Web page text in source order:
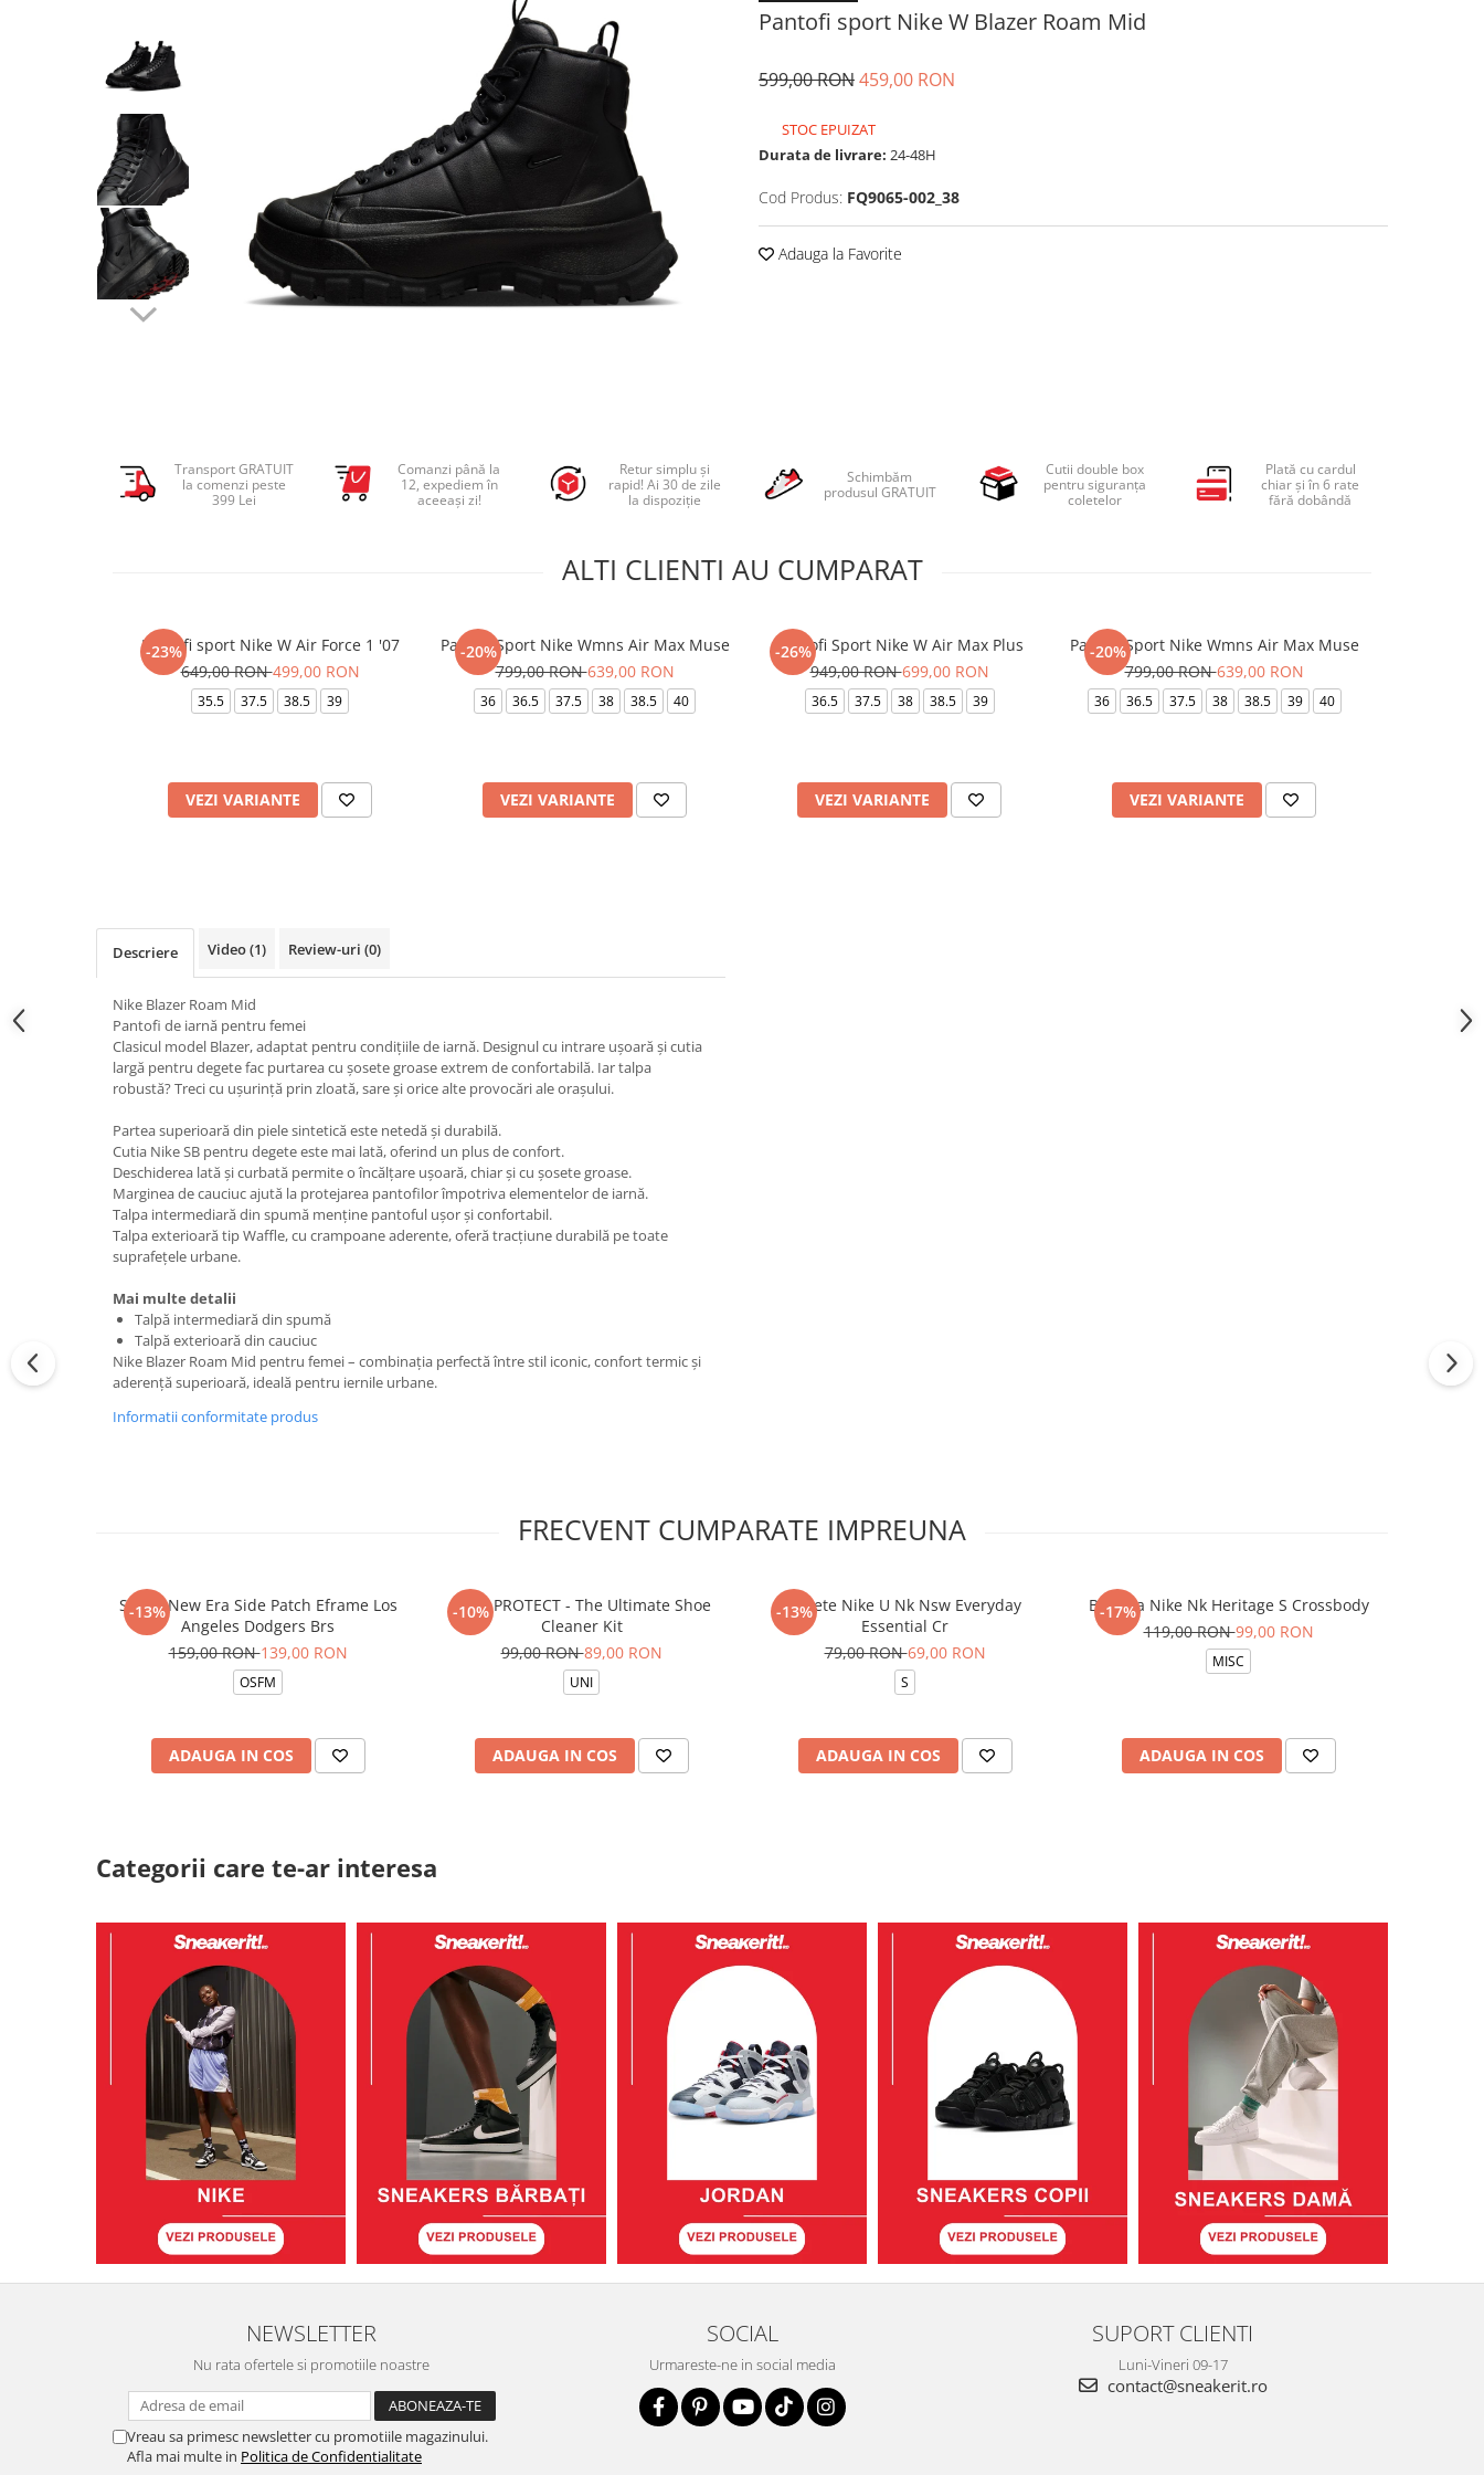
Pantaloni lungi copii
Pantaloni scurti Copii
Ingrijire incaltaminte
Pantofi sport Nike W Blazer Roam Mid
599,00 RON459,00 RON
STOC EPUIZAT
Durata de livrare: 24-48H
Cod Produs: FQ9065-002_38
Adauga la Favorite
Transport GRATUIT
la comenzi peste
399 Lei
Comanzi până la
12, expediem în
aceeași zi!
Retur simplu și
rapid! Ai 30 de zile
la dispoziție
Schimbăm
produsul GRATUIT
Cutii double box
pentru siguranța
coletelor
Plată cu cardul
chiar și în 6 rate
fără dobândă
ALTI CLIENTI AU CUMPARAT
-23%
Pantofi sport Nike W Air Force 1 '07
649,00 RON499,00 RON
35.5 37.5 38.5 39
VEZI VARIANTE
-20%
Pantofi Sport Nike Wmns Air Max Muse
799,00 RON639,00 RON
36 36.5 37.5 38 38.5 40
VEZI VARIANTE
-26%
Pantofi Sport Nike W Air Max Plus
949,00 RON699,00 RON
36.5 37.5 38 38.5 39
VEZI VARIANTE
-20%
Pantofi Sport Nike Wmns Air Max Muse
799,00 RON639,00 RON
36 36.5 37.5 38 38.5 39 40
VEZI VARIANTE
Descriere Video(1) Review-uri (0)
Nike Blazer Roam Mid
Pantofi de iarnă pentru femei
Clasicul model Blazer, adaptat pentru condițiile de iarnă. Designul cu intrare ușoară și cutia
largă pentru degete fac purtarea cu șosete groase extrem de confortabilă. Iar talpa
robustă? Treci cu ușurință prin zloată, sare și orice alte provocări ale orașului.
Partea superioară din piele sintetică este netedă și durabilă.
Cutia Nike SB pentru degete este mai lată, oferind un plus de confort.
Deschiderea lată și curbată permite o încălțare ușoară, chiar și cu șosete groase.
Marginea de cauciuc ajută la protejarea pantofilor împotriva elementelor de iarnă.
Talpa intermediară din spumă menține pantoful ușor și confortabil.
Talpa exterioară tip Waffle, cu crampoane aderente, oferă tracțiune durabilă pe toate
suprafețele urbane.
Mai multe detalii
Talpă intermediară din spumă
Talpă exterioară din cauciuc
Nike Blazer Roam Mid pentru femei – combinația perfectă între stil iconic, confort termic și
aderență superioară, ideală pentru iernile urbane.
Informatii conformitate produs
FRECVENT CUMPARATE IMPREUNA
-13%
Sapca New Era Side Patch Eframe Los
Angeles Dodgers Brs
159,00 RON139,00 RON
OSFM
ADAUGA IN COS
-10%
CREP PROTECT - The Ultimate Shoe
Cleaner Kit
99,00 RON89,00 RON
UNI
ADAUGA IN COS
-13%
Sosete Nike U Nk Nsw Everyday
Essential Cr
79,00 RON69,00 RON
S
ADAUGA IN COS
-17%
Borseta Nike Nk Heritage S Crossbody
119,00 RON99,00 RON
MISC
ADAUGA IN COS
Categorii care te-ar interesa
NEWSLETTER
Nu rata ofertele si promotiile noastre
Vreau sa primesc newsletter cu promotiile magazinului.
Afla mai multe in Politica de Confidentialitate
SOCIAL
Urmareste-ne in social media
SUPORT CLIENTI
Luni-Vineri 09-17
contact@sneakerit.ro